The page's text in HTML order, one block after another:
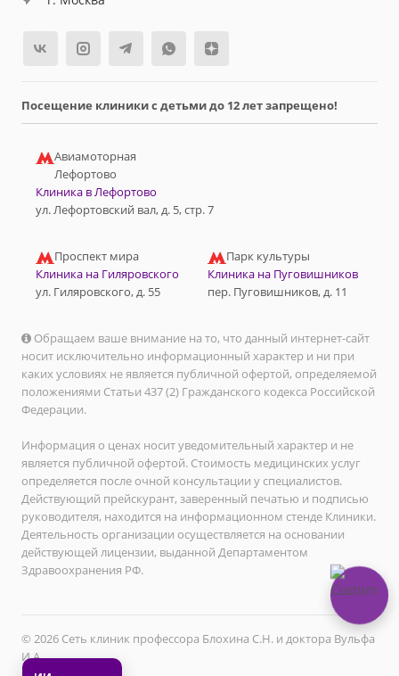
Посещение клиники с детьми до 12 лет запрещено!
Авиамоторная
Лефортово
Клиника в Лефортово
ул. Лефортовский вал, д. 5, стр. 7
Проспект мира
Клиника на Гиляровского
ул. Гиляровского, д. 55
Парк культуры
Клиника на Пуговишников
пер. Пуговишников, д. 11
Обращаем ваше внимание на то, что данный интернет-сайт
носит исключительно информационный характер и ни при
каких условиях не является публичной офертой, определяемой
положениями Статьи 437 (2) Гражданского кодекса Российской
Федерации.
Информация о ценах носит уведомительный характер и не
является публичной офертой. Стоимость медицинских услуг
определяется после очной консультации у специалистов.
Действующий прейскурант, заверенный печатью и подписью
руководителя, находится на информационном стенде Клиники.
Деятельность организации осуществляется на основании
действующей лицензии, выданной Департаментом
Здравоохранения РФ.
© 2026 Сеть клиник профессора Блохина С.Н. и доктора Вульфа
И.А.